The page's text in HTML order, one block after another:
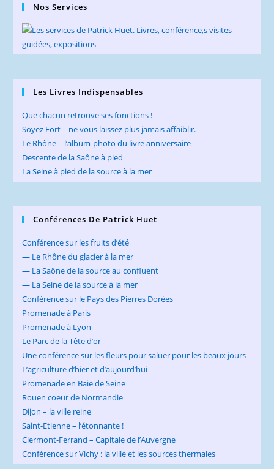
Nos Services
Les Livres Indispensables
Que chacun retrouve ses fonctions !
Soyez Fort – ne vous laissez plus jamais affaiblir.
Le Rhône – l’album-photo du livre anniversaire
Descente de la Saône à pied
La Seine à pied de la source à la mer
Conférences De Patrick Huet
Conférence sur les fruits d’été
— Le Rhône du glacier à la mer
— La Saône de la source au confluent
— La Seine de la source à la mer
Conférence sur le Pays des Pierres Dorées
Promenade à Paris
Promenade à Lyon
Le Parc de la Tête d’or
Une conférence sur les fleurs pour saluer pour les beaux jours
L’agriculture d’hier et d’aujourd’hui
Promenade en Baie de Seine
Rouen coeur de Normandie
Dijon – la ville reine
Saint-Etienne – l’étonnante !
Clermont-Ferrand – Capitale de l’Auvergne
Conférence sur Vichy : la ville et les sources thermales